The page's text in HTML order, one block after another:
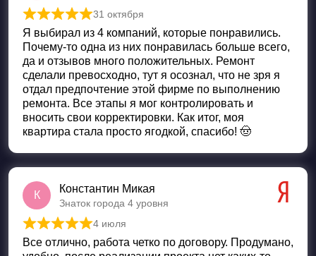
Оценка5 из 5
31 октября
Я выбирал из 4 компаний, которые понравились.
Почему-то одна из них понравилась больше всего,
да и отзывов много положительных. Ремонт
сделали превосходно, тут я осознал, что не зря я
отдал предпочтение этой фирме по выполнению
ремонта. Все этапы я мог контролировать и
вносить свои корректировки. Как итог, моя
квартира стала просто ягодкой, спасибо! 🤠
К
Константин Микая
Знаток города 4 уровня
Оценка 5из 5
4 июля
Все отлично, работа четко по договору. Продумано,